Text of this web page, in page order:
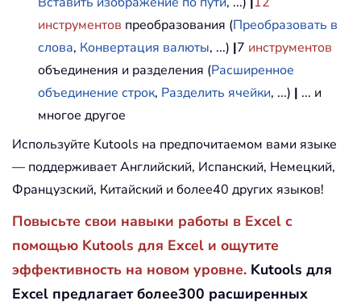
инструментов преобразования (Преобразовать в
слова, Конвертация валюты, ...) |7 инструментов
объединения и разделения (Расширенное
объединение строк, Разделить ячейки, ...) | ... и
многое другое
Используйте Kutools на предпочитаемом вами языке
— поддерживает Английский, Испанский, Немецкий,
Французский, Китайский и более40 других языков!
Повысьте свои навыки работы в Excel с
помощью Kutools для Excel и ощутите
эффективность на новом уровне. Kutools для
Excel предлагает более300 расширенных